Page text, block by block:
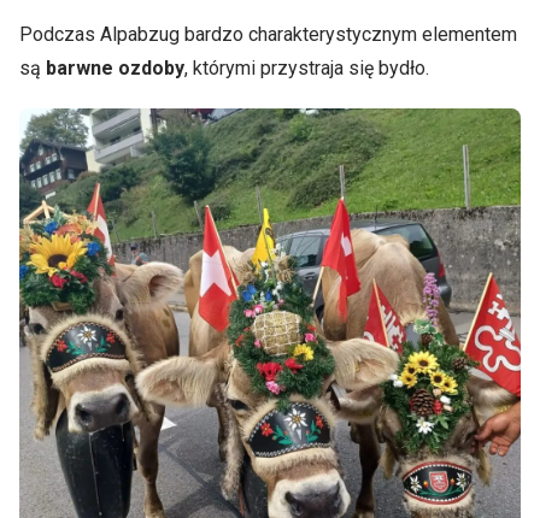
Podczas Alpabzug bardzo charakterystycznym elementem
są barwne ozdoby, którymi przystraja się bydło.